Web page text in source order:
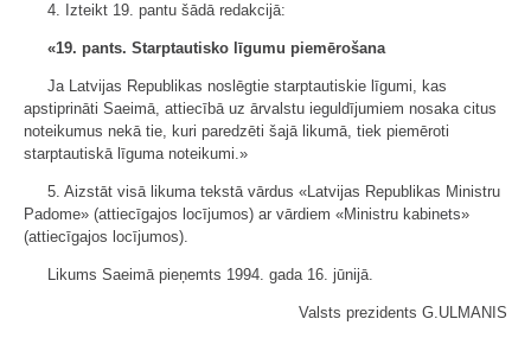
4. Izteikt 19. pantu šādā redakcijā:
«19. pants. Starptautisko līgumu piemērošana
Ja Latvijas Republikas noslēgtie starptautiskie līgumi, kas
apstiprināti Saeimā, attiecībā uz ārvalstu ieguldījumiem nosaka citus
noteikumus nekā tie, kuri paredzēti šajā likumā, tiek piemēroti
starptautiskā līguma noteikumi.»
5. Aizstāt visā likuma tekstā vārdus «Latvijas Republikas Ministru
Padome» (attiecīgajos locījumos) ar vārdiem «Ministru kabinets»
(attiecīgajos locījumos).
Likums Saeimā pieņemts 1994. gada 16. jūnijā.
Valsts prezidents G.ULMANIS